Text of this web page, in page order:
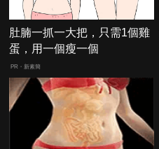
肚腩一抓一大把，只需1個雞
蛋，用一個瘦一個
PR・新素簡